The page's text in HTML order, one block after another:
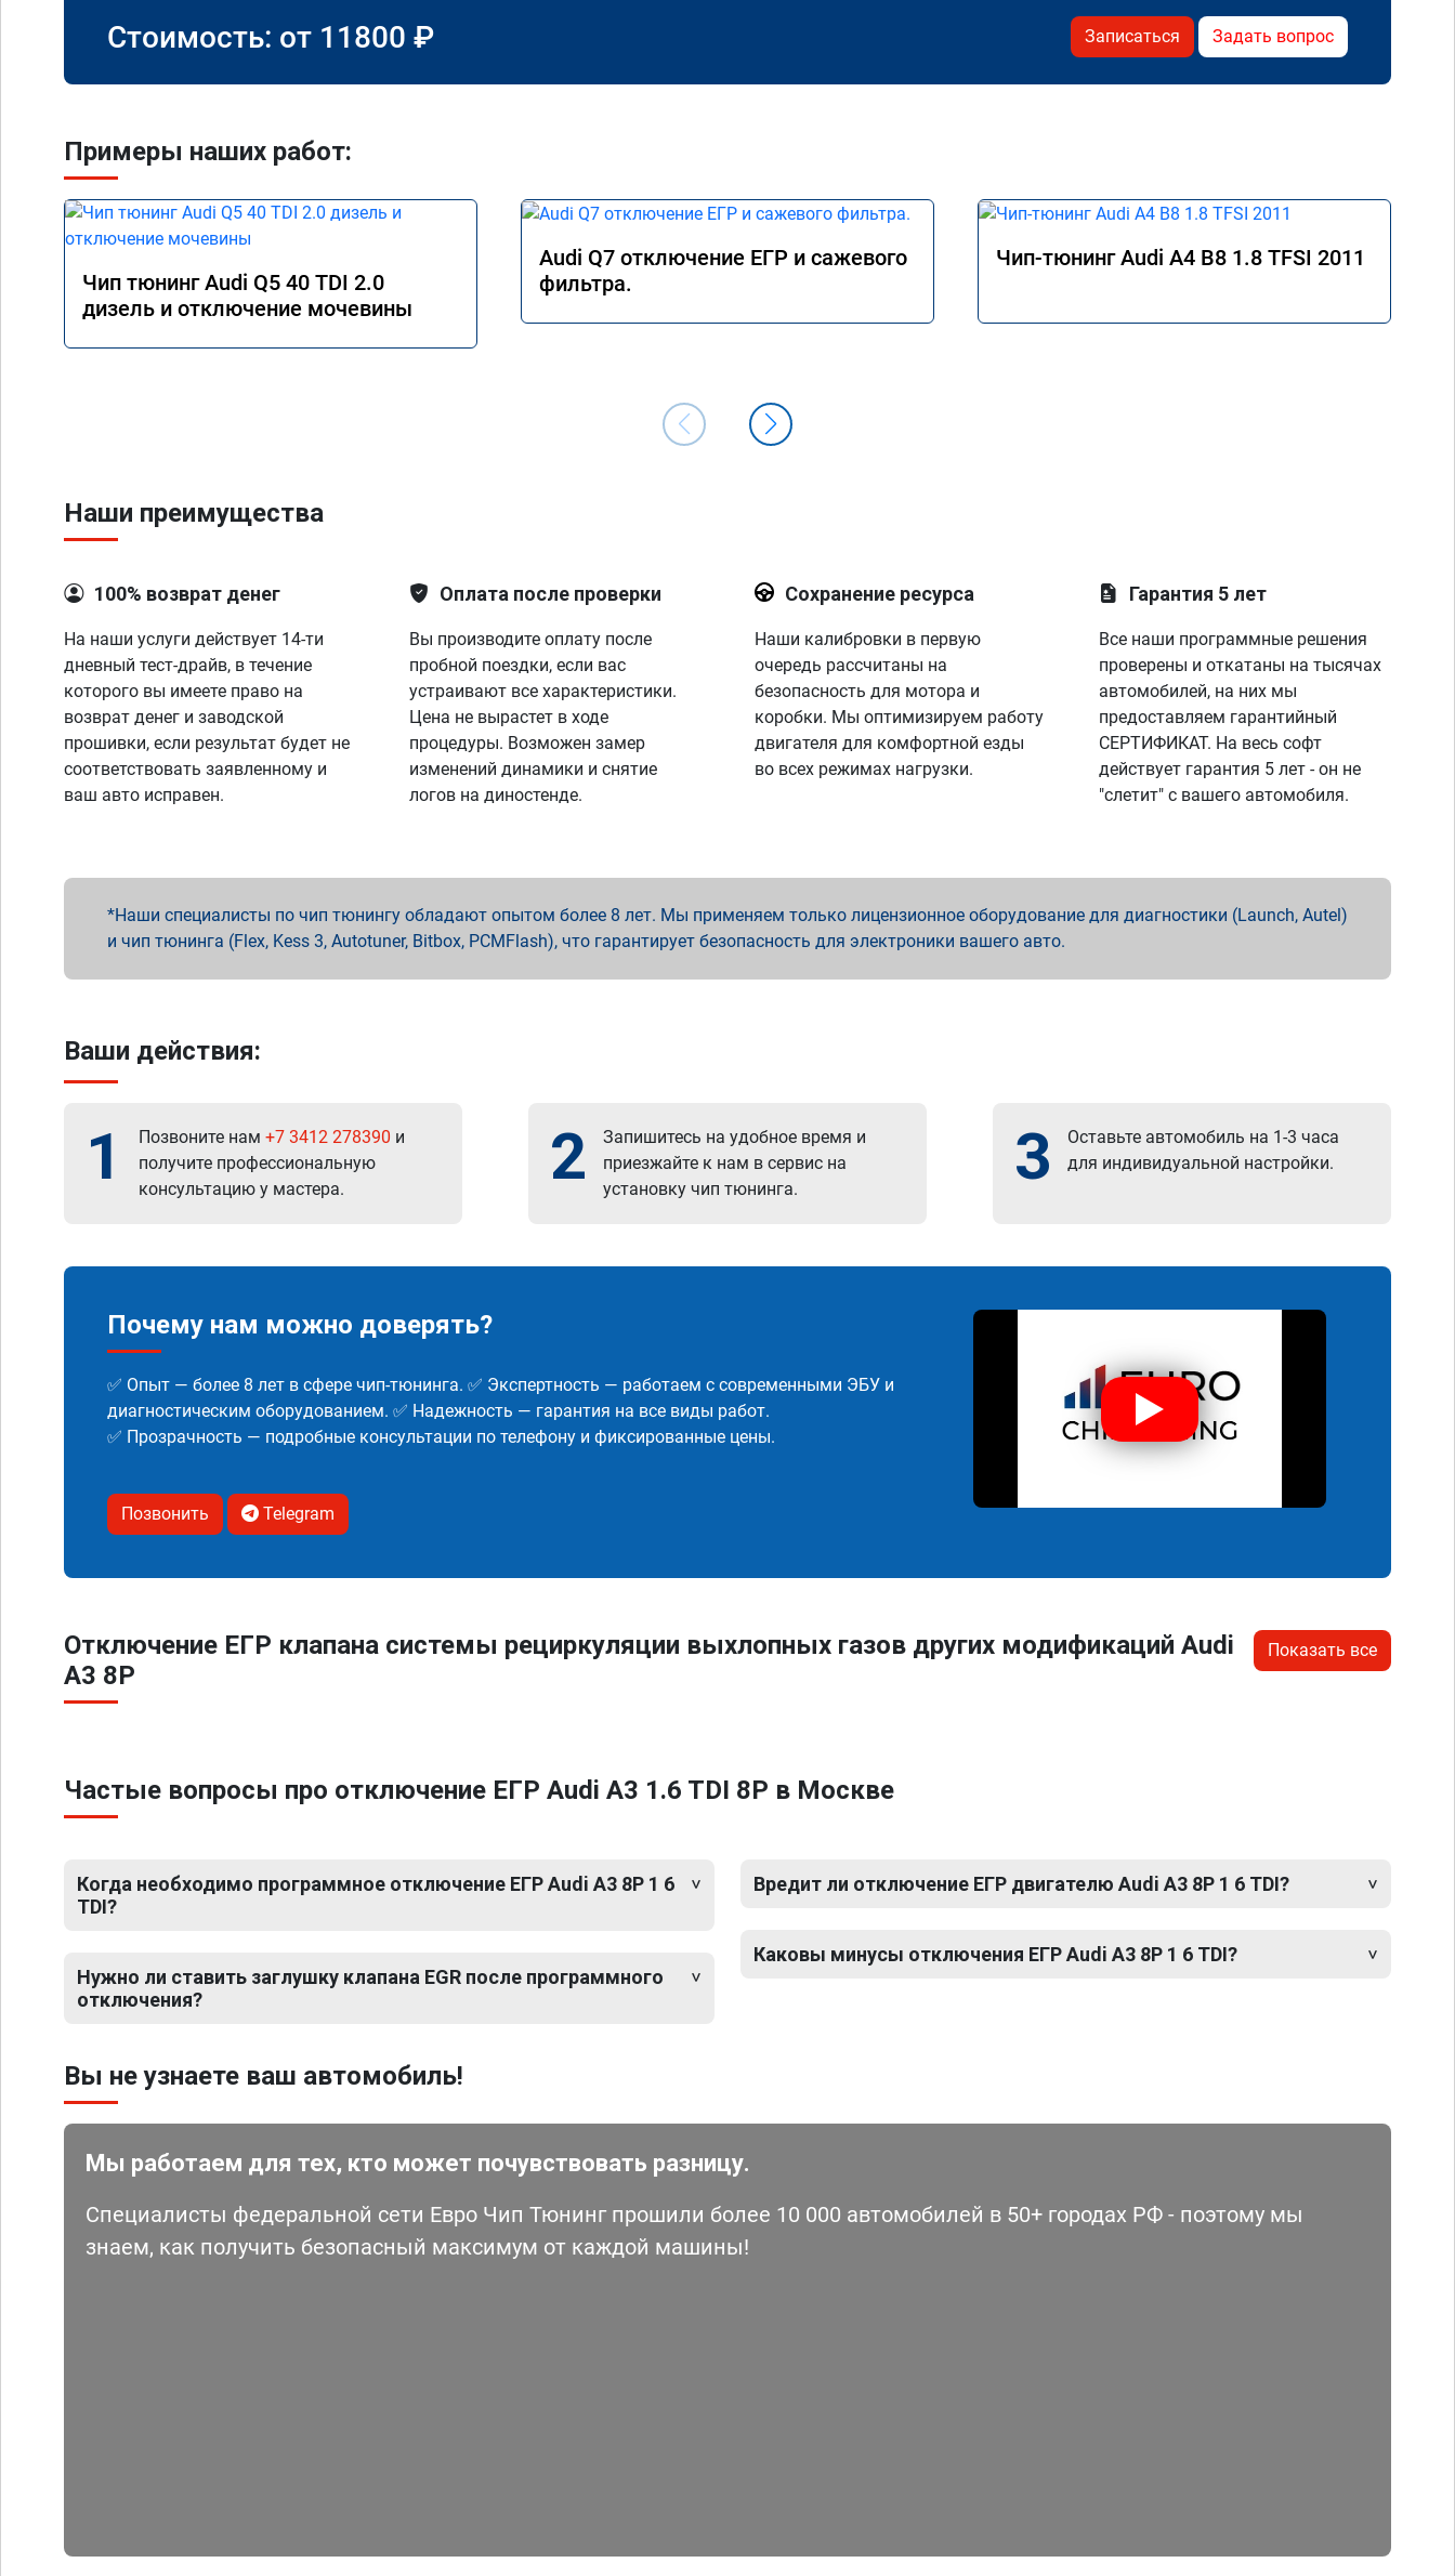
Стоимость: от 11800 ₽ Записаться Задать вопрос
Примеры наших работ:
Чип тюнинг Audi Q5 40 TDI 2.0
дизель и отключение мочевины
Audi Q7 отключение ЕГР и сажевого
фильтра.
Чип-тюнинг Audi A4 B8 1.8 TFSI 2011
Наши преимущества
100% возврат денег
На наши услуги действует 14-ти
дневный тест-драйв, в течение
которого вы имеете право на
возврат денег и заводской
прошивки, если результат будет не
соответствовать заявленному и
ваш авто исправен.
Оплата после проверки
Вы производите оплату после
пробной поездки, если вас
устраивают все характеристики.
Цена не вырастет в ходе
процедуры. Возможен замер
изменений динамики и снятие
логов на диностенде.
Сохранение ресурса
Наши калибровки в первую
очередь рассчитаны на
безопасность для мотора и
коробки. Мы оптимизируем работу
двигателя для комфортной езды
во всех режимах нагрузки.
Гарантия 5 лет
Все наши программные решения
проверены и откатаны на тысячах
автомобилей, на них мы
предоставляем гарантийный
СЕРТИФИКАТ. На весь софт
действует гарантия 5 лет - он не
"слетит" с вашего автомобиля.
Наши специалисты по чип тюнингу обладают опытом более 8 лет. Мы применяем только лицензионное оборудование для диагностики (Launch, Autel)
и чип тюнинга (Flex, Kess 3, Autotuner, Bitbox, PCMFlash), что гарантирует безопасность для электроники вашего авто.
Ваши действия:
1 Позвоните нам +7 3412 278390 и
получите профессиональную
консультацию у мастера.
2
Запишитесь на удобное время и
приезжайте к нам в сервис на
установку чип тюнинга.
3
Оставьте автомобиль на 1-3 часа
для индивидуальной настройки.
Почему нам можно доверять?
✅ Опыт — более 8 лет в сфере чип-тюнинга. ✅ Экспертность — работаем с современными ЭБУ и
диагностическим оборудованием. ✅ Надежность — гарантия на все виды работ.
✅ Прозрачность — подробные консультации по телефону и фиксированные цены.
Позвонить Telegram
Отключение ЕГР клапана системы рециркуляции выхлопных газов других модификаций Audi
A3 8P
Показать все
Частые вопросы про отключение ЕГР Audi A3 1.6 TDI 8P в Москве
Когда необходимо программное отключение ЕГР Audi A3 8P 1 6
TDI?
Нужно ли ставить заглушку клапана EGR после программного
отключения?
Вредит ли отключение ЕГР двигателю Audi A3 8P 1 6 TDI?
Каковы минусы отключения ЕГР Audi A3 8P 1 6 TDI?
Вы не узнаете ваш автомобиль!
Мы работаем для тех, кто может почувствовать разницу.
Специалисты федеральной сети Евро Чип Тюнинг прошили более 10 000 автомобилей в 50+ городах РФ - поэтому мы
знаем, как получить безопасный максимум от каждой машины!